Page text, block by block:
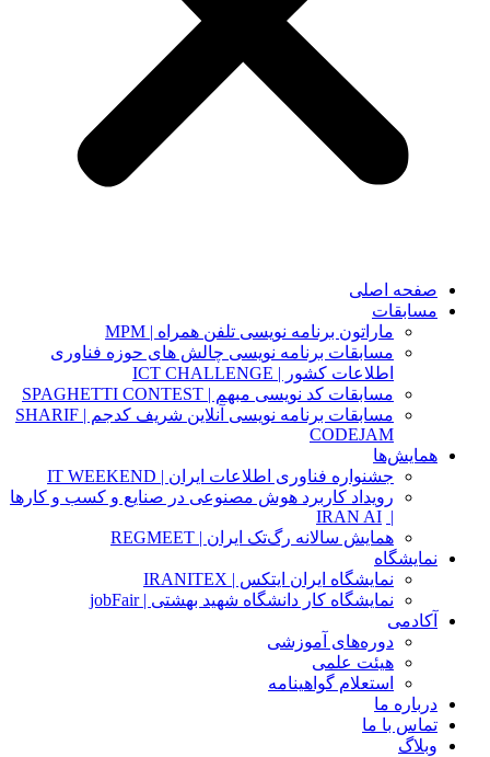
صفحه اصلی
مسابقات
ماراتون برنامه نویسی تلفن همراه | MPM
مسابقات برنامه نویسی چالش های حوزه فناوری
اطلاعات کشور | ICT CHALLENGE
مسابقات کد نویسی مبهم | SPAGHETTI CONTEST
مسابقات برنامه نویسی آنلاین شریف کدجم | SHARIF
CODEJAM
همایش‌ها
جشنواره فناوری اطلاعات ایران | IT WEEKEND
رویداد کاربرد هوش مصنوعی در صنایع و کسب و کارها
|
IRAN AI
همایش سالانه رگ‌تک ایران | REGMEET
نمایشگاه
نمایشگاه ایران ایتکس | IRANITEX
نمایشگاه کار دانشگاه شهید بهشتی | jobFair
آکادمی
دوره‌های آموزشی
هیئت علمی
استعلام گواهینامه
درباره ما
تماس با ما
وبلاگ